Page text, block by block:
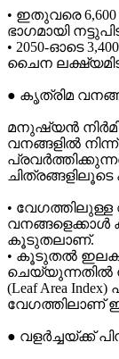
• ഇതുവരെ
ഭാഗമായി
• 2050-ഓടെ
ചൈന
● കൃത്രിമ
മനുഷ്യൻ
വനങ്ങളിൽ
ചിത്രങ്ങളിലൂടെ
• വേഗത്തിലുള്ള
വനങ്ങളെക്കാൾ
കൂടുതലാണ്.
• കൂടുതൽ
ചെയ്യുന്നതിൽ
(Leaf Area
വേഗത്തിലാണ്
● വളർച്ചയ്ക്ക്